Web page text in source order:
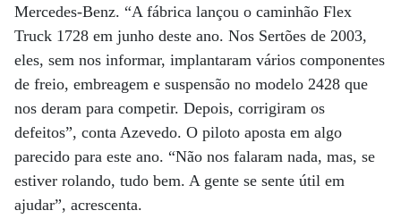
Mercedes-Benz. “A fábrica lançou o caminhão Flex
Truck 1728 em junho deste ano. Nos Sertões de 2003,
eles, sem nos informar, implantaram vários componentes
de freio, embreagem e suspensão no modelo 2428 que
nos deram para competir. Depois, corrigiram os
defeitos”, conta Azevedo. O piloto aposta em algo
parecido para este ano. “Não nos falaram nada, mas, se
estiver rolando, tudo bem. A gente se sente útil em
ajudar”, acrescenta.